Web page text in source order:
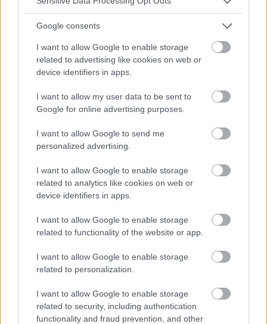
Google consents
I want to allow Google to enable storage
related to advertising like cookies on web or
device identifiers in apps.
I want to allow my user data to be sent to
Google for online advertising purposes.
I want to allow Google to send me
personalized advertising.
I want to allow Google to enable storage
related to analytics like cookies on web or
device identifiers in apps.
I want to allow Google to enable storage
related to functionality of the website or app.
I want to allow Google to enable storage
related to personalization.
I want to allow Google to enable storage
related to security, including authentication
functionality and fraud prevention, and other
BEAUTÉ
Pourquoi les gens ont-ils les cheveux roux ? Les
scientifiques ont découvert 8 gènes inconnus jusqu'à
présent.
des causes de la naissance des cheveux roux chez
certaines personnes. Une étude approfondie publiée dans la
revue Nature Communications a...